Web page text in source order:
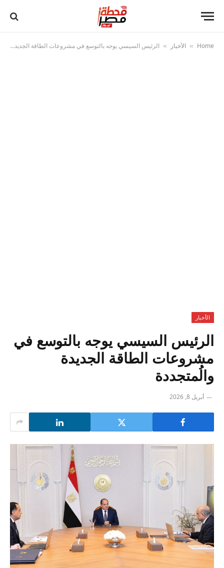
Home
» الأخبار » الرئيس السيسي يوجه بالتوسع في مشروعات الطاقة الجديدة والُمتجددة
الأخبار
الرئيس السيسي يوجه بالتوسع في
مشروعات الطاقة الجديدة
والُمتجددة
أبريل 8, 2026